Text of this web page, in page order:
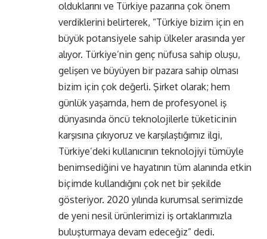
olduklarını ve Türkiye pazarına çok önem
verdiklerini belirterek, “Türkiye bizim için en
büyük potansiyele sahip ülkeler arasında yer
alıyor. Türkiye’nin genç nüfusa sahip oluşu,
gelişen ve büyüyen bir pazara sahip olması
bizim için çok değerli. Şirket olarak; hem
günlük yaşamda, hem de profesyonel iş
dünyasında öncü teknolojilerle tüketicinin
karşısına çıkıyoruz ve karşılaştığımız ilgi,
Türkiye’deki kullanıcının teknolojiyi tümüyle
benimsediğini ve hayatının tüm alanında etkin
biçimde kullandığını çok net bir şekilde
gösteriyor. 2020 yılında kurumsal serimizde
de yeni nesil ürünlerimizi iş ortaklarımızla
buluşturmaya devam edeceğiz” dedi.